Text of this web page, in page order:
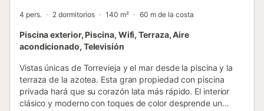
4 pers. 2 dormitorios 140 m² 60 m de la costa
Piscina exterior, Piscina, Wifi, Terraza, Aire
acondicionado, Televisión
Vistas únicas de Torrevieja y el mar desde la piscina y la
terraza de la azotea. Esta gran propiedad con piscina
privada hará que su corazón lata más rápido. El interior
clásico y moderno con toques de color desprende un